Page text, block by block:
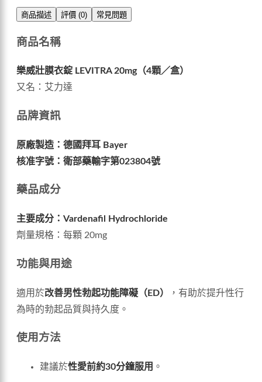
商品描述 評價 (0) 常見問題
商品名稱
樂威壯膜衣錠 LEVITRA 20mg（4顆／盒）
又名：艾力達
品牌資訊
原廠製造：德國拜耳 Bayer
核准字號：衛部藥輸字第023804號
藥品成分
主要成分：Vardenafil Hydrochloride
劑量規格：每顆 20mg
功能與用途
適用於改善男性勃起功能障礙（ED）
，有助於提升性行
為時的勃起品質與持久度。
使用方法
建議於性愛前約30分鐘服用 。